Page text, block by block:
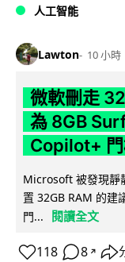
人工智能
Lawton 10 小時
微軟刪走
為 8GB
Copilot+ 門
Microsoft 被發現靜
置 32GB RAM 的建
門...
閱讀全文
118 8 ↗